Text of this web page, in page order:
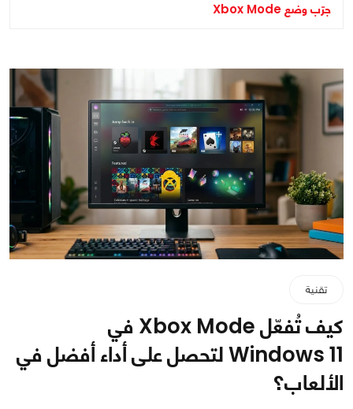
جرّب وضع Xbox Mode
تقنية
كيف تُفعّل Xbox Mode في
Windows 11 لتحصل على أداء أفضل في
الألعاب؟